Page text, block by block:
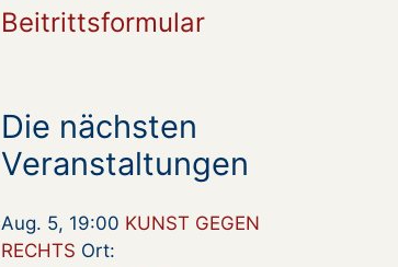
Beitrittsformular
Die nächsten
Veranstaltungen
Aug. 5, 19:00 KUNST GEGEN
RECHTS Ort: